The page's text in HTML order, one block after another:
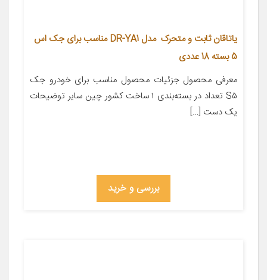
یاتاقان ثابت و متحرک مدل DR-YA1 مناسب برای جک اس
5 بسته 18 عددی
معرفی محصول جزئیات محصول مناسب برای خودرو جک
S۵ تعداد در بسته‌بندی ۱ ساخت کشور چین سایر توضیحات
یک دست […]
بررسی و خرید